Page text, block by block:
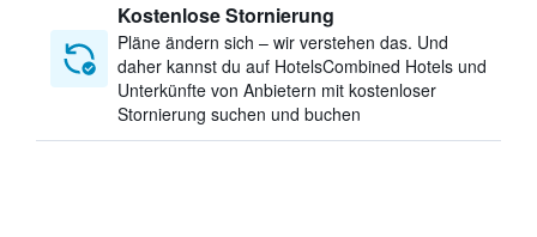
Kostenlose Stornierung
Pläne ändern sich – wir verstehen das. Und
daher kannst du auf HotelsCombined Hotels und
Unterkünfte von Anbietern mit kostenloser
Stornierung suchen und buchen